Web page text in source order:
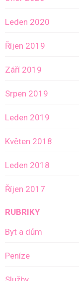
Leden 2020
Říjen 2019
Září 2019
Srpen 2019
Leden 2019
Květen 2018
Leden 2018
Říjen 2017
RUBRIKY
Byt a dům
Peníze